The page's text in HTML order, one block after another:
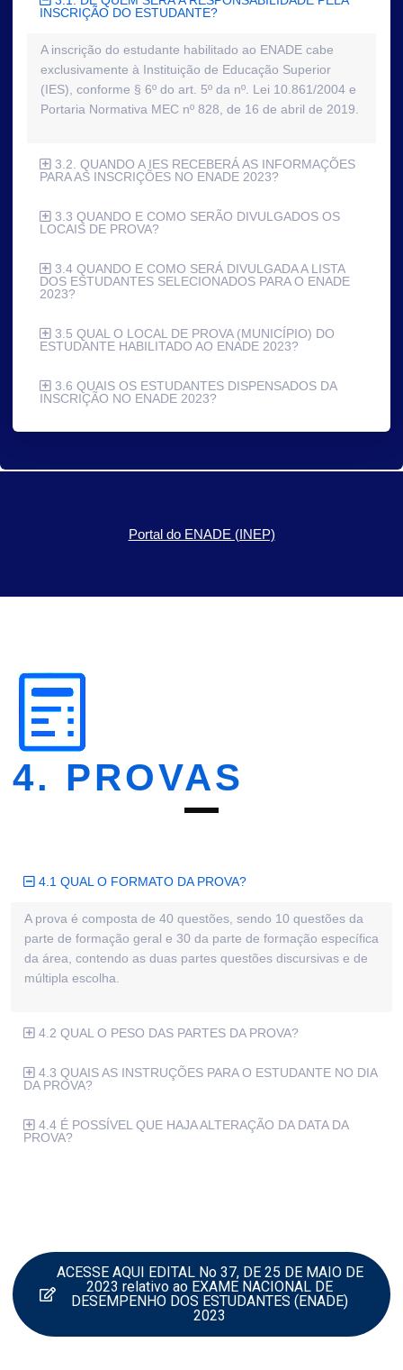
INSCRIÇÃO DO ESTUDANTE?
A inscrição do estudante habilitado ao ENADE cabe
exclusivamente à Instituição de Educação Superior
(IES), conforme § 6º do art. 5º da nº. Lei 10.861/2004 e
Portaria Normativa MEC nº 828, de 16 de abril de 2019.
3.2. QUANDO A IES RECEBERÁ AS INFORMAÇÕES
PARA AS INSCRIÇÕES NO ENADE 2023?
3.3 QUANDO E COMO SERÃO DIVULGADOS OS
LOCAIS DE PROVA?
3.4 QUANDO E COMO SERÁ DIVULGADA A LISTA
DOS ESTUDANTES SELECIONADOS PARA O ENADE
2023?
3.5 QUAL O LOCAL DE PROVA (MUNICÍPIO) DO
ESTUDANTE HABILITADO AO ENADE 2023?
3.6 QUAIS OS ESTUDANTES DISPENSADOS DA
INSCRIÇÃO NO ENADE 2023?
Portal do ENADE (INEP)
4. PROVAS
4.1 QUAL O FORMATO DA PROVA?
A prova é composta de 40 questões, sendo 10 questões da
parte de formação geral e 30 da parte de formação específica
da área, contendo as duas partes questões discursivas e de
múltipla escolha.
4.2 QUAL O PESO DAS PARTES DA PROVA?
4.3 QUAIS AS INSTRUÇÕES PARA O ESTUDANTE NO DIA
DA PROVA?
4.4 É POSSÍVEL QUE HAJA ALTERAÇÃO DA DATA DA
PROVA?
ACESSE AQUI EDITAL No 37, DE 25 DE MAIO DE
2023 relativo ao EXAME NACIONAL DE
DESEMPENHO DOS ESTUDANTES (ENADE)
2023